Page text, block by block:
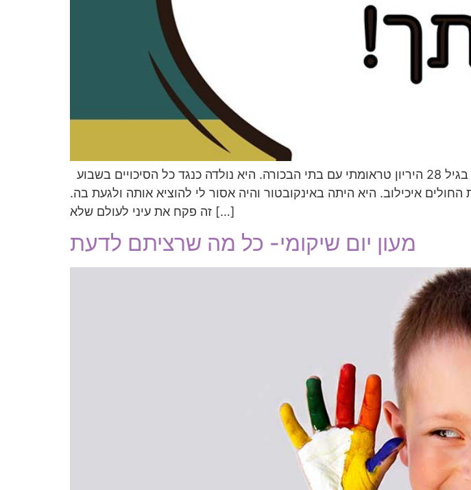
בבית החולים איכילוב. היא היתה באינקובטור והיה אסור לי להוציא אותה ולגעת בה.
זה פקח את עיני לעולם שלא […]
מעון יום שיקומי- כל מה שרציתם לדעת